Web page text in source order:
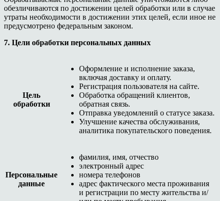
обезличиваются по достижении целей обработки или в случае
утраты необходимости в достижении этих целей, если иное не
предусмотрено федеральным законом.
7. Цели обработки персональных данных
Цель
обработки
Оформление и исполнение заказа,
включая доставку и оплату.
Регистрация пользователя на сайте.
Обработка обращений клиентов,
обратная связь.
Отправка уведомлений о статусе заказа.
Улучшение качества обслуживания,
аналитика покупательского поведения.
Персональные
данные
фамилия, имя, отчество
электронный адрес
номера телефонов
адрес фактического места проживания
и регистрации по месту жительства и/